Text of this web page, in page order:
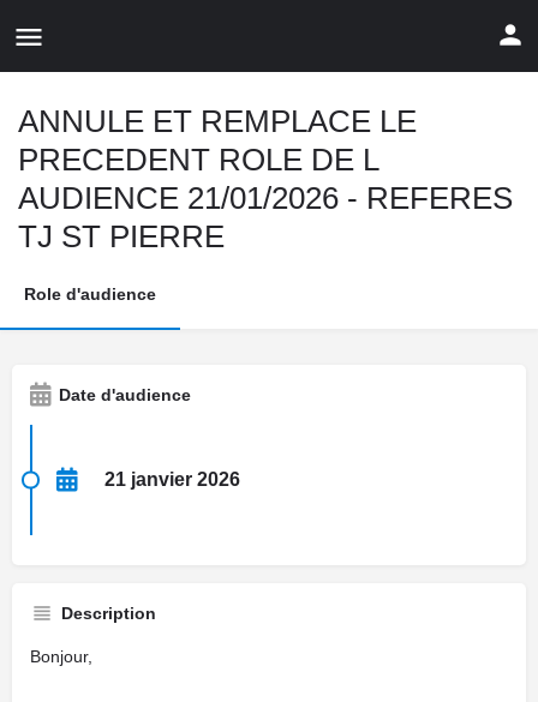
ANNULE ET REMPLACE LE
PRECEDENT ROLE DE L
AUDIENCE 21/01/2026 - REFERES
TJ ST PIERRE
Role d'audience
Date d'audience
21 janvier 2026
Description
Bonjour,